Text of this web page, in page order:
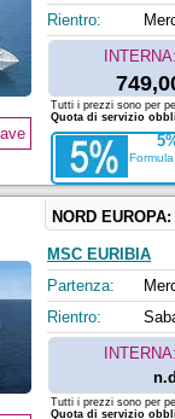
Rientro:
INTERNA:
Tutti i prezzi sono per
Quota di servizio
NORD EUROPA:
MSC EURIBIA
Partenza:
Rientro:
INTERNA:
Tutti i prezzi sono per
Quota di servizio